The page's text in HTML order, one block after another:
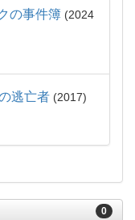
の事件簿
2024
逃亡者 2017
0